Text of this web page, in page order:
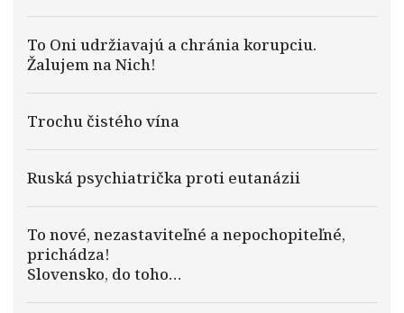
To Oni udržiavajú a chránia korupciu.
Žalujem na Nich!
Trochu čistého vína
Ruská psychiatrička proti eutanázii
To nové, nezastaviteľné a nepochopiteľné,
prichádza!
Slovensko, do toho…